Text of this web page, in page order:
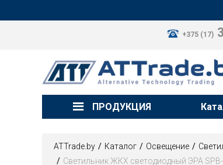
+375 (17)
ПРОДУКЦИЯ
ATTrade.by Каталог Освещение
Светильник ЖКХ светодиодный ЭРА